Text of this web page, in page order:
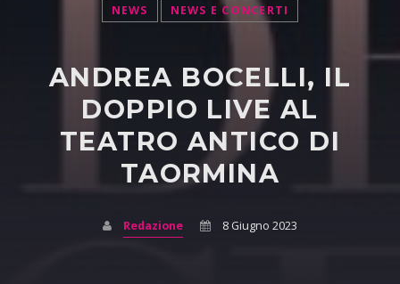
NEWS NEWS E CONCERTI
ANDREA BOCELLI, IL
DOPPIO LIVE AL
TEATRO ANTICO DI
TAORMINA
Redazione 8 Giugno 2023